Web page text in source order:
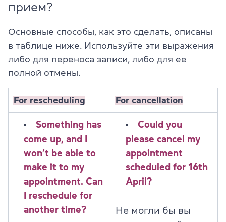
прием?
Основные способы, как это сделать, описаны
в таблице ниже. Используйте эти выражения
либо для переноса записи, либо для ее
полной отмены.
For rescheduling For cancellation
Something has
come up, and I
won’t be able to
make it to my
appointment. Can
I reschedule for
another time?
Could you
please cancel my
appointment
scheduled for 16th
April?
Не могли бы вы